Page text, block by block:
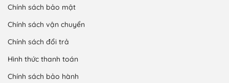
Chính sách bảo mật
Chính sách vận chuyển
Chính sách đổi trả
Hình thức thanh toán
Chính sách bảo hành